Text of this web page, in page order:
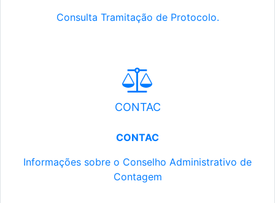
Consulta Tramitação de Protocolo.
CONTAC
CONTAC
Informações sobre o Conselho Administrativo de
Contagem